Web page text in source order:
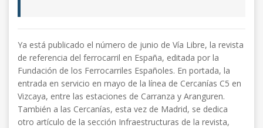
Ya está publicado el número de junio de Vía Libre, la revista
de referencia del ferrocarril en España, editada por la
Fundación de los Ferrocarriles Españoles. En portada, la
entrada en servicio en mayo de la línea de Cercanías C5 en
Vizcaya, entre las estaciones de Carranza y Aranguren.
También a las Cercanías, esta vez de Madrid, se dedica
otro artículo de la sección Infraestructuras de la revista,